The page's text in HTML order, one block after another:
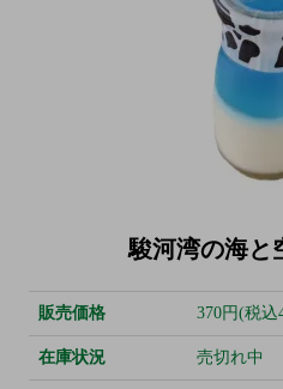
駿河湾の海と
販売価格 370円(税込
在庫状況 売切れ中